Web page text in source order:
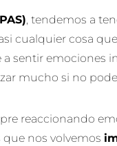
, tendemos a
cualquier cosa
sentir emociones
mucho si no
reaccionando
que nos volvemos